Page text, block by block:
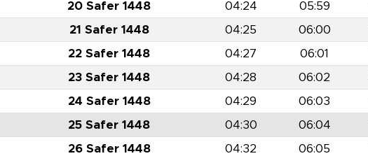
20 Safer 1448 04:24 05:59
21 Safer 1448 04:25 06:00
22 Safer 1448 04:27 06:01
23 Safer 1448 04:28 06:02
24 Safer 1448 04:29 06:03
25 Safer 1448 04:30 06:04
26 Safer 1448 04:32 06:05